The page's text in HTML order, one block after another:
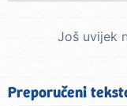
Još uvijek
Preporučeni